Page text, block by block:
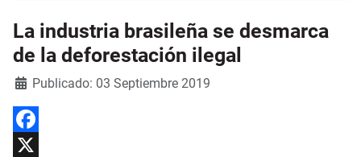
La industria brasileña se desmarca
de la deforestación ilegal
Detalles
Publicado: 03 Septiembre 2019
Facebook